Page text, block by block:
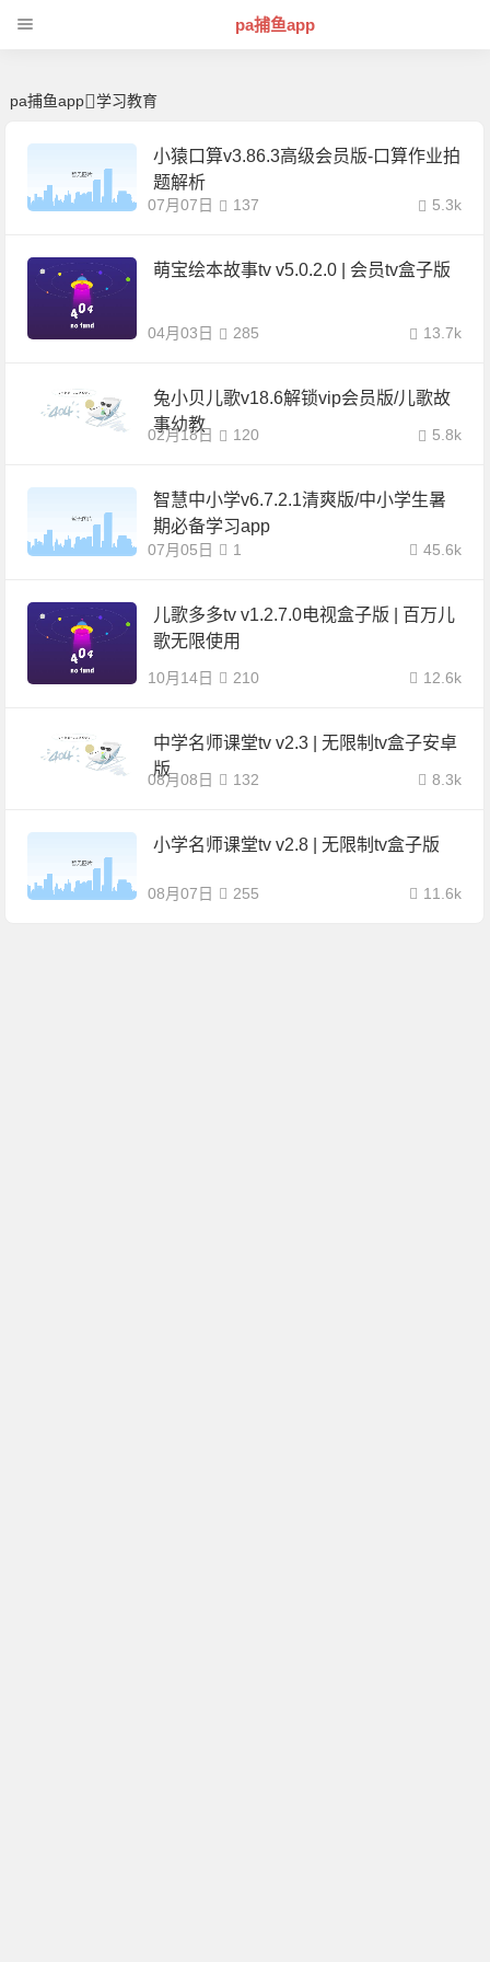
pa捕鱼app
pa捕鱼app 学习教育
小猿口算v3.86.3高级会员版-口算作业拍
题解析
07月07日 5.3k
137
萌宝绘本故事tv v5.0.2.0 | 会员tv盒子版
04月03日 13.7k
285
兔小贝儿歌v18.6解锁vip会员版/儿歌故
事幼教
02月18日 5.8k
120
智慧中小学v6.7.2.1清爽版/中小学生暑
期必备学习app
07月05日 45.6k
1
儿歌多多tv v1.2.7.0电视盒子版 | 百万儿
歌无限使用
10月14日 12.6k
210
中学名师课堂tv v2.3 | 无限制tv盒子安卓
版
08月08日 8.3k
132
小学名师课堂tv v2.8 | 无限制tv盒子版
08月07日 11.6k
255